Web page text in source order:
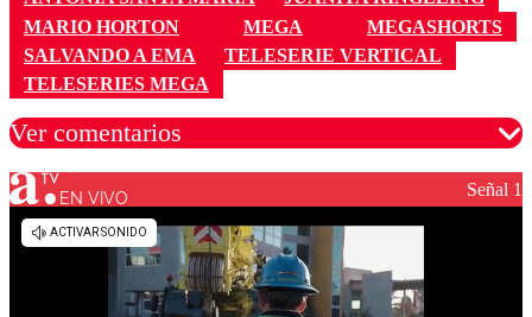
MARIO HORTON
MEGA
MEGASHORTS
SALVANDO A EMA
TELESERIE VERTICAL
TELESERIES MEGA
Ver comentarios
Los comentarios son moderados para garantizar un
diálogo respetuoso.
EN VIVO Señal 1